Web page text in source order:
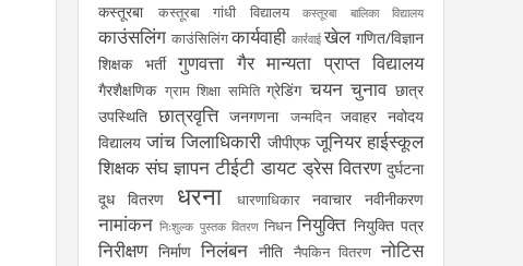
कस्तूरबा
कस्तूरबा गांधी विद्यालय कस्तूरबा बालिका विद्यालय
काउंसलिंग काउंसिलिंग कार्यवाही कार्रवाई खेल गणित/विज्ञान
शिक्षक भर्ती
गुणवत्ता गैर मान्यता प्राप्त विद्यालय
गैरशैक्षणिक ग्राम शिक्षा समिति ग्रेडिंग चयन चुनाव छात्र
उपस्थिति छात्रवृत्ति जनगणना जन्मदिन जवाहर नवोदय
विद्यालय जांच जिलाधिकारी जीपीएफ जूनियर हाईस्कूल
शिक्षक संघ ज्ञापन टीईटी डायट ड्रेस वितरण दुर्घटना
दूध वितरण
धरना धारणाधिकार नवाचार नवीनीकरण
नामांकन निःशुल्क पुस्तक वितरण निधन नियुक्ति नियुक्ति पत्र
निरीक्षण निर्माण निलंबन नीति नैपकिन वितरण नोटिस